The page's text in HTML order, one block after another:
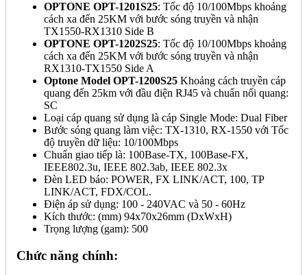
OPTONE OPT-1201S25: Tốc độ 10/100Mbps khoảng
cách xa đến 25KM với bước sóng truyền và nhận
TX1550-RX1310 Side B
OPTONE OPT-1202S25: Tốc độ 10/100Mbps khoảng
cách xa đến 25KM với bước sóng truyền và nhận
RX1310-TX1550 Side A
Optone Model OPT-1200S25 Khoảng cách truyền cáp
quang đến 25km với đầu điện RJ45 và chuẩn nối quang:
SC
Loại cáp quang sử dụng là cáp Single Mode: Dual Fiber
Bước sóng quang làm việc: TX-1310, RX-1550 với Tốc
độ truyền dữ liệu: 10/100Mbps
Chuẩn giao tiếp là: 100Base-TX, 100Base-FX,
IEEE802.3u, IEEE 802.3ab, IEEE 802.3x
Đèn LED báo: POWER, FX LINK/ACT, 100, TP
LINK/ACT, FDX/COL.
Điện áp sử dụng: 100 - 240VAC và 50 - 60Hz
Kích thước: (mm) 94x70x26mm (DxWxH)
Trọng lượng (gam): 500
Chức năng chính: